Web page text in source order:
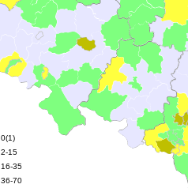
0(1)
2-15
16-35
36-70